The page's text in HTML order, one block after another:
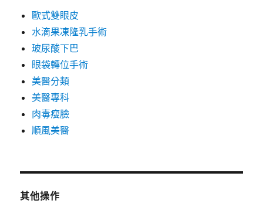
歐式雙眼皮
水滴果凍隆乳手術
玻尿酸下巴
眼袋轉位手術
美醫分類
美醫專科
肉毒瘦臉
順風美醫
其他操作